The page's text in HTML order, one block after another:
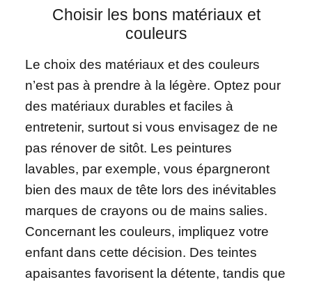
Choisir les bons matériaux et
couleurs
Le choix des matériaux et des couleurs
n’est pas à prendre à la légère. Optez pour
des matériaux durables et faciles à
entretenir, surtout si vous envisagez de ne
pas rénover de sitôt. Les peintures
lavables, par exemple, vous épargneront
bien des maux de tête lors des inévitables
marques de crayons ou de mains salies.
Concernant les couleurs, impliquez votre
enfant dans cette décision. Des teintes
apaisantes favorisent la détente, tandis que